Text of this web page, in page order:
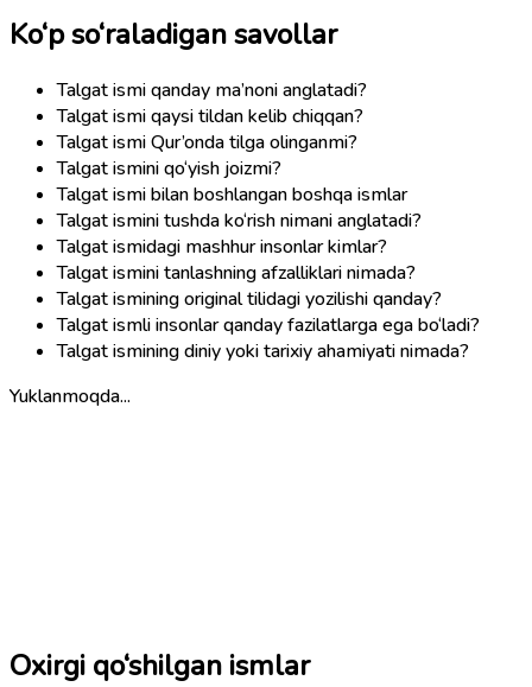
Ko‘p so‘raladigan savollar
Talgat ismi qanday ma’noni anglatadi?
Talgat ismi qaysi tildan kelib chiqqan?
Talgat ismi Qur’onda tilga olinganmi?
Talgat ismini qo‘yish joizmi?
Talgat ismi bilan boshlangan boshqa ismlar
Talgat ismini tushda ko‘rish nimani anglatadi?
Talgat ismidagi mashhur insonlar kimlar?
Talgat ismini tanlashning afzalliklari nimada?
Talgat ismining original tilidagi yozilishi qanday?
Talgat ismli insonlar qanday fazilatlarga ega bo‘ladi?
Talgat ismining diniy yoki tarixiy ahamiyati nimada?
Yuklanmoqda...
Oxirgi qo‘shilgan ismlar